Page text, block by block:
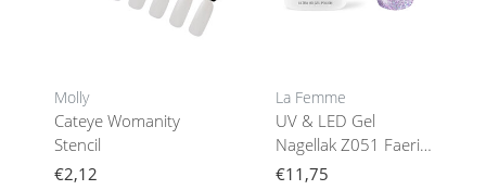
Molly
Cateye Womanity
Stencil
€2,12
La Femme
UV & LED Gel
Nagellak Z051 Faerie
Shadow 8gr
€11,75